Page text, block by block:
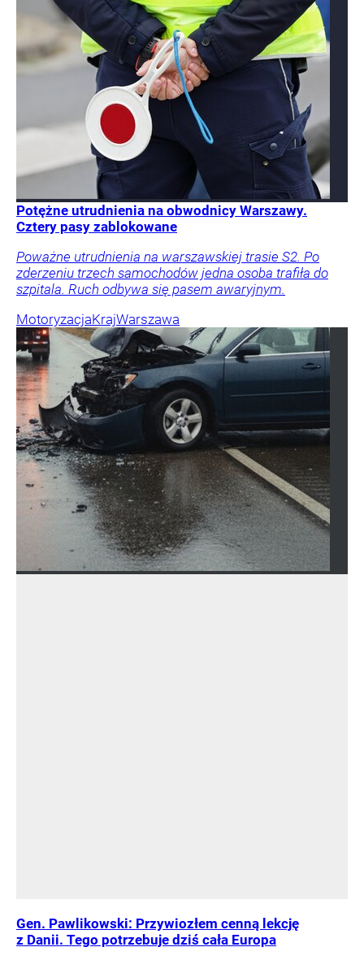
Potężne utrudnienia na obwodnicy Warszawy.
Cztery pasy zablokowane
Poważne utrudnienia na warszawskiej trasie S2. Po
zderzeniu trzech samochodów jedna osoba trafiła do
szpitala. Ruch odbywa się pasem awaryjnym.
MotoryzacjaKrajWarszawa
Gen. Pawlikowski: Przywiozłem cenną lekcję
z Danii. Tego potrzebuje dziś cała Europa